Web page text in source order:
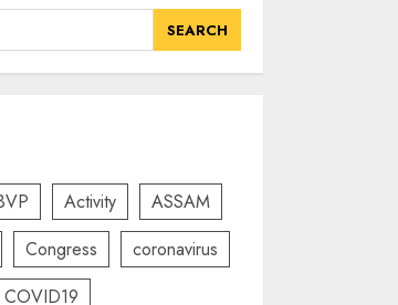
Activity
ASSAM
Congress
coronavirus
COVID19